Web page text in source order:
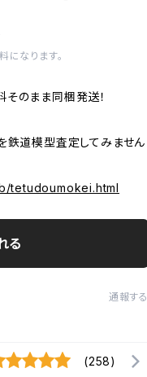
なります。
のまま同梱発送！
鉄道模型査定してみません
tetudoumokei.html
る
通報する
(258)